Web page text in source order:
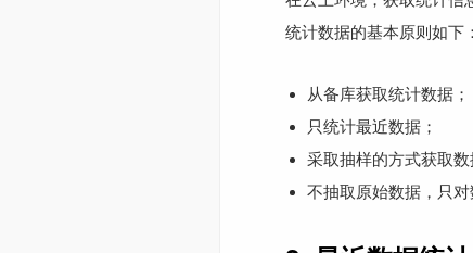
统计数据的基本原则如下：
从备库获取统计数据；
只统计最近数据；
采取抽样的方式获取数
不抽取原始数据，只对